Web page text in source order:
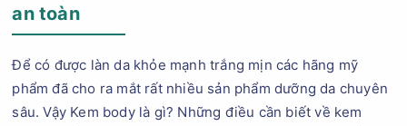
an toàn
Để có được làn da khỏe mạnh trắng mịn các hãng mỹ
phẩm đã cho ra mắt rất nhiều sản phẩm dưỡng da chuyên
sâu. Vậy Kem body là gì? Những điều cần biết về kem